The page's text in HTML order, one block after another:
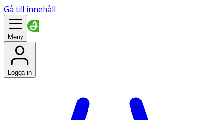
Gå till innehåll
Meny
Logga in